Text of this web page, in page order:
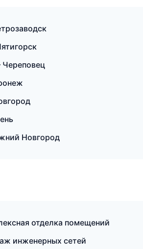
Новгород
отделка помещений
инженерных сетей